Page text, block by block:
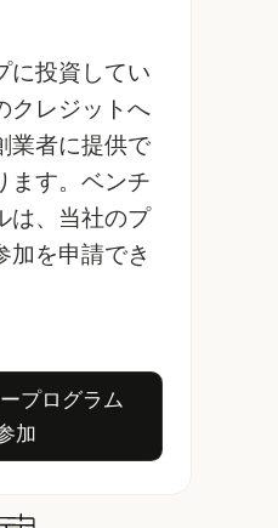
に投資してい
クレジットへ
業者に提供で
ます。ベンチ
は、当社のプ
加を申請でき
プログラム
加
VC パートナープログラムに